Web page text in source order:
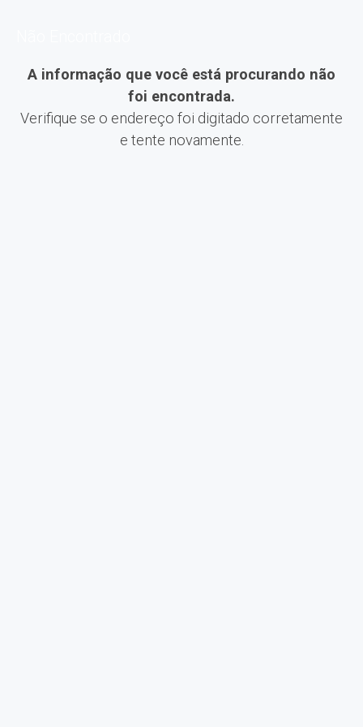
A informação que você está procurando não
foi encontrada.
Verifique se o endereço foi digitado corretamente
e tente novamente.